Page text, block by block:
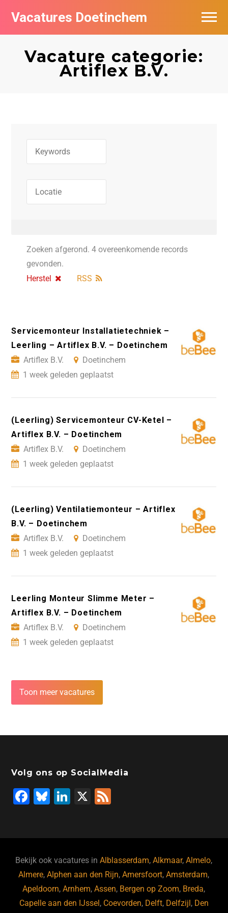
Vacatures Doetinchem
Vacature categorie:
Artiflex B.V.
Zoeken afgerond. 4 overeenkomende records
gevonden.
Herstel
RSS
Servicemonteur Installatietechniek –
Leerling – Artiflex B.V. – Doetinchem
Artiflex B.V.
Doetinchem
1 week geleden geplaatst
(Leerling) Servicemonteur CV-Ketel –
Artiflex B.V. – Doetinchem
Artiflex B.V.
Doetinchem
1 week geleden geplaatst
(Leerling) Ventilatiemonteur – Artiflex
B.V. – Doetinchem
Artiflex B.V.
Doetinchem
1 week geleden geplaatst
Leerling Monteur Slimme Meter –
Artiflex B.V. – Doetinchem
Artiflex B.V.
Doetinchem
1 week geleden geplaatst
Toon meer vacatures
Volg ons op SocialMedia
F
b
o
o
Bl
ky
Li
dI
n
X
Bekijk ook vacatures inAlblasserdam,Alkmaar,Almelo,
Almere,Alphen aan den Rijn,Amersfoort,Amsterdam,
Apeldoorn,Arnhem,Assen, Bergen op Zoom, Breda,
Capelle aan den IJssel , Coevorden, Delft, Delfzijl , Den
Vacatures per bedrijf
De populairste vacatures in Doetinchem